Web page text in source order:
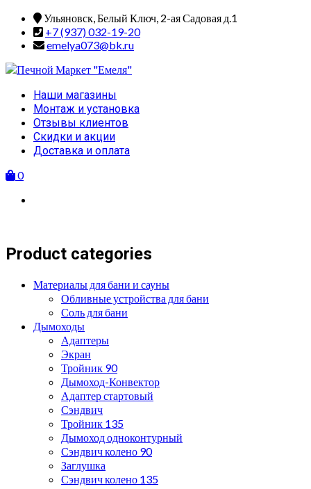
Skip
content
Ульяновск, Белый Ключ, 2-ая Садовая д.1
+7 (937) 032-19-20
emelya073@bk.ru
Primary
Menu
Наши магазины
Монтаж и установка
Отзывы клиентов
Скидки и акции
Доставка и оплата
0
Product categories
Материалы для бани и сауны
Обливные устройства для бани
Соль для бани
Дымоходы
Адаптеры
Экран
Тройник 90
Дымоход-Конвектор
Адаптер стартовый
Сэндвич
Тройник 135
Дымоход одноконтурный
Сэндвич колено 90
Заглушка
Сэндвич колено 135